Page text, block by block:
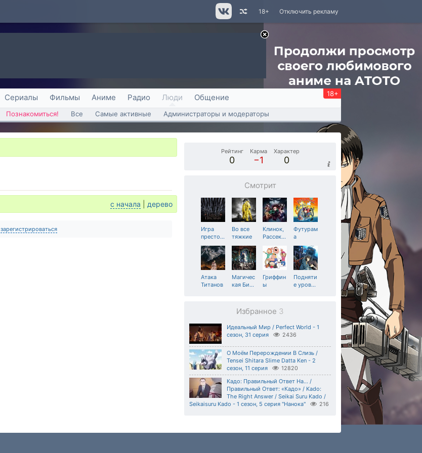
Отключить рекламу
18+
Сериалы Фильмы Аниме Радио Люди Общение 18+
Познакомиться! Все Самые активные Администраторы и модераторы
с начала дерево
зарегистрироваться
Рейтинг
0
Карма
−1
Характер
0
Смотрит
Игра
престо…
Во все
тяжкие
Клинок,
Рассек…
Футурам
а
Атака
Титанов
Магичес
кая Би…
Гриффин
ы
Подняти
е уров…
Избранное 3
Идеальный Мир / Perfect World - 1
сезон, 31 серия
2436
О Моём Перерождении В Слизь /
Tensei Shitara Slime Datta Ken - 2
сезон, 11 серия
12820
Кадо: Правильный Ответ На... /
Правильный Ответ: «Кадо» / Kado:
The Right Answer / Seikai Suru Kado /
Seikaisuru Kado - 1 сезон, 5 серия "Нанока"
216